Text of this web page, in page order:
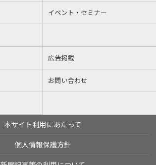
イベント・セミナー
広告掲載
お問い合わせ
本サイト利用にあたって
個人情報保護方針